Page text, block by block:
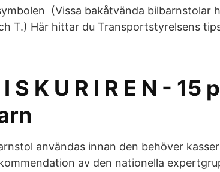
(Vissa bakåtvända bilbarnstolar
T.) Här hittar du Transportstyrelsens
I S K U R I R E N -
användas innan den behöver
av den nationella